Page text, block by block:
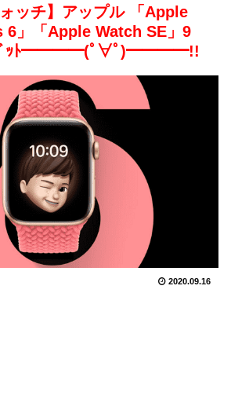
ォッチ】アップル 「Apple
6」「Apple Watch SE」9
ｹﾞｯﾄ━━━━(ﾟ∀ﾟ)━━━━!!
2020.09.16